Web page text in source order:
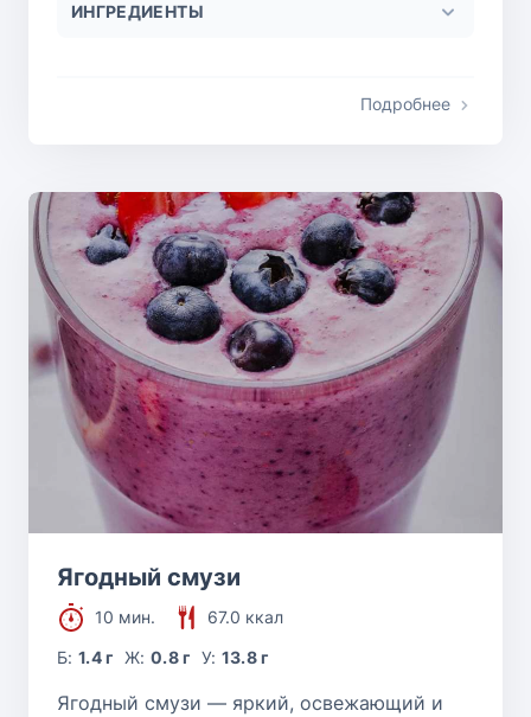
ИНГРЕДИЕНТЫ
Подробнее
Ягодный смузи
10 мин.
67.0 ккал
Б:1.4 г Ж: 0.8 г У: 13.8 г
Ягодный смузи — яркий, освежающий и